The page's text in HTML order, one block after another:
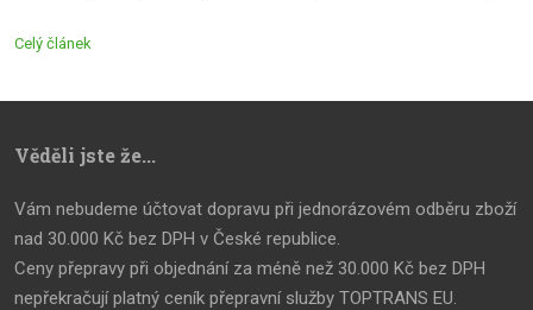
Celý článek
Věděli jste že...
Vám nebudeme účtovat dopravu při jednorázovém odběru zboží
nad 30.000 Kč bez DPH v České republice.
Ceny přepravy při objednání za méně než 30.000 Kč bez DPH
nepřekračují platný ceník přepravní služby TOPTRANS EU.